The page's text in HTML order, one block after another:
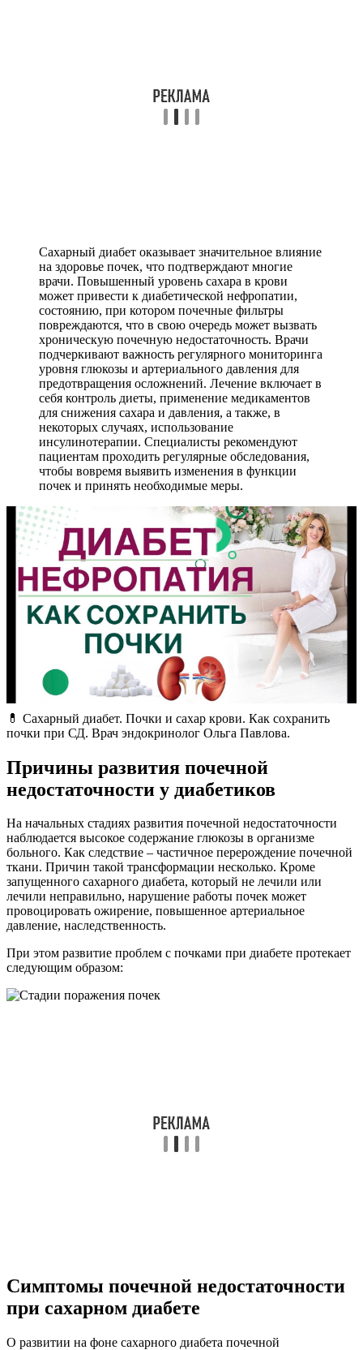
Сахарный диабет оказывает значительное влияние
на здоровье почек, что подтверждают многие
врачи. Повышенный уровень сахара в крови
может привести к диабетической нефропатии,
состоянию, при котором почечные фильтры
повреждаются, что в свою очередь может вызвать
хроническую почечную недостаточность. Врачи
подчеркивают важность регулярного мониторинга
уровня глюкозы и артериального давления для
предотвращения осложнений. Лечение включает в
себя контроль диеты, применение медикаментов
для снижения сахара и давления, а также, в
некоторых случаях, использование
инсулинотерапии. Специалисты рекомендуют
пациентам проходить регулярные обследования,
чтобы вовремя выявить изменения в функции
почек и принять необходимые меры.
💊 Сахарный диабет. Почки и сахар крови. Как сохранить
почки при СД. Врач эндокринолог Ольга Павлова.
Причины развития почечной
недостаточности у диабетиков
На начальных стадиях развития почечной недостаточности
наблюдается высокое содержание глюкозы в организме
больного. Как следствие – частичное перерождение почечной
ткани. Причин такой трансформации несколько. Кроме
запущенного сахарного диабета, который не лечили или
лечили неправильно, нарушение работы почек может
провоцировать ожирение, повышенное артериальное
давление, наследственность.
При этом развитие проблем с почками при диабете протекает
следующим образом:
Симптомы почечной недостаточности
при сахарном диабете
О развитии на фоне сахарного диабета почечной